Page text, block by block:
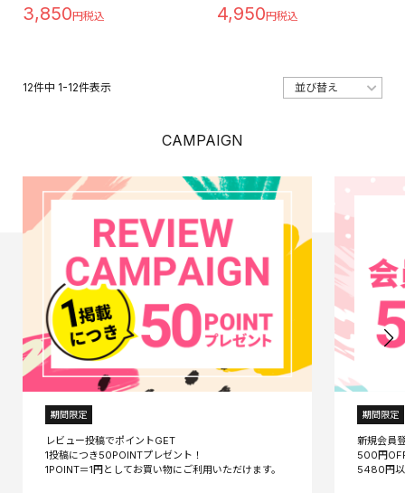
3,850 4,950
12件中 1-12件表示
CAMPAIGN
期間限定
レビュー投稿でポイントGET
1投稿につき50POINTプレゼント！
期間限定
新規会員
500円